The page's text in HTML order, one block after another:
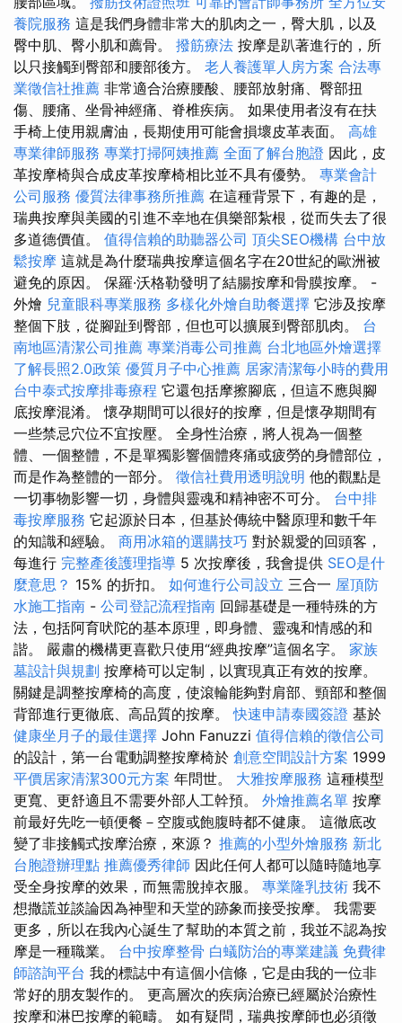
養院服務 這是我們身體非常大的肌肉之一，臀大肌，以及
臀中肌、臀小肌和薦骨。 撥筋療法 按摩是趴著進行的，所
以只接觸到臀部和腰部後方。 老人養護單人房方案 合法專
業徵信社推薦 非常適合治療腰酸、腰部放射痛、臀部扭
傷、腰痛、坐骨神經痛、脊椎疾病。 如果使用者沒有在扶
手椅上使用親膚油，長期使用可能會損壞皮革表面。 高雄
專業律師服務 專業打掃阿姨推薦 全面了解台胞證 因此，皮
革按摩椅與合成皮革按摩椅相比並不具有優勢。 專業會計
公司服務 優質法律事務所推薦 在這種背景下，有趣的是，
瑞典按摩與美國的引進不幸地在俱樂部紮根，從而失去了很
多道德價值。 值得信賴的助聽器公司 頂尖SEO機構 台中放
鬆按摩 這就是為什麼瑞典按摩這個名字在20世紀的歐洲被
避免的原因。 保羅·沃格勒發明了結腸按摩和骨膜按摩。 -
外燴 兒童眼科專業服務 多樣化外燴自助餐選擇 它涉及按摩
整個下肢，從腳趾到臀部，但也可以擴展到臀部肌肉。 台
南地區清潔公司推薦 專業消毒公司推薦 台北地區外燴選擇
了解長照2.0政策 優質月子中心推薦 居家清潔每小時的費用
台中泰式按摩排毒療程 它還包括摩擦腳底，但這不應與腳
底按摩混淆。 懷孕期間可以很好的按摩，但是懷孕期間有
一些禁忌穴位不宜按壓。 全身性治療，將人視為一個整
體、一個整體，不是單獨影響個體疼痛或疲勞的身體部位，
而是作為整體的一部分。 徵信社費用透明說明 他的觀點是
一切事物影響一切，身體與靈魂和精神密不可分。 台中排
毒按摩服務 它起源於日本，但基於傳統中醫原理和數千年
的知識和經驗。 商用冰箱的選購技巧 對於親愛的回頭客，
每進行 完整產後護理指導 5 次按摩後，我會提供 SEO是什
麼意思？ 15% 的折扣。 如何進行公司設立 三合一 屋頂防
水施工指南 - 公司登記流程指南 回歸基礎是一種特殊的方
法，包括阿育吠陀的基本原理，即身體、靈魂和情感的和
諧。 嚴肅的機構更喜歡只使用“經典按摩”這個名字。 家族
墓設計與規劃 按摩椅可以定制，以實現真正有效的按摩。
關鍵是調整按摩椅的高度，使滾輪能夠對肩部、頸部和整個
背部進行更徹底、高品質的按摩。快速申請泰國簽證 基於
健康坐月子的最佳選擇 John Fanuzzi 值得信賴的徵信公司
的設計，第一台電動調整按摩椅於 創意空間設計方案 1999
平價居家清潔300元方案 年問世。 大雅按摩服務 這種模型
更寬、更舒適且不需要外部人工幹預。 外燴推薦名單 按摩
前最好先吃一頓便餐－空腹或飽腹時都不健康。 這徹底改
變了非接觸式按摩治療，來源？ 推薦的小型外燴服務 新北
台胞證辦理點 推薦優秀律師 因此任何人都可以隨時隨地享
受全身按摩的效果，而無需脫掉衣服。 專業隆乳技術 我不
想撒謊並談論因為神聖和天堂的跡象而接受按摩。 我需要
更多，所以在我內心誕生了幫助的本質之前，我並不認為按
摩是一種職業。 台中按摩整骨 白蟻防治的專業建議 免費律
師諮詢平台 我的標誌中有這個小信條，它是由我的一位非
常好的朋友製作的。 更高層次的疾病治療已經屬於治療性
按摩和淋巴按摩的範疇。 如有疑問，瑞典按摩師也必須徵